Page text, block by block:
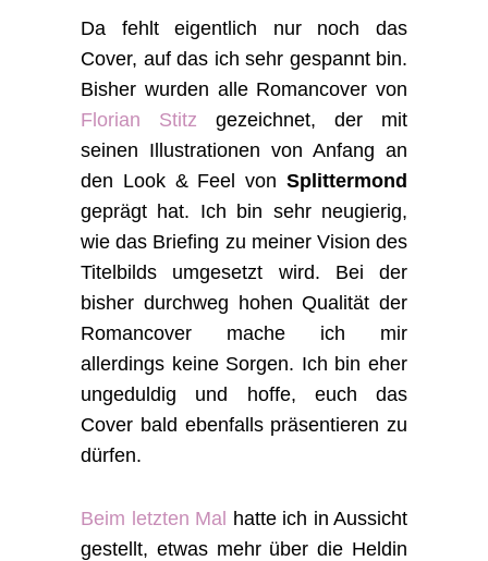
Da fehlt eigentlich nur noch das
Cover, auf das ich sehr gespannt bin.
Bisher wurden alle Romancover von
Florian Stitz gezeichnet, der mit
seinen Illustrationen von Anfang an
den Look & Feel von Splittermond
geprägt hat. Ich bin sehr neugierig,
wie das Briefing zu meiner Vision des
Titelbilds umgesetzt wird. Bei der
bisher durchweg hohen Qualität der
Romancover mache ich mir
allerdings keine Sorgen. Ich bin eher
ungeduldig und hoffe, euch das
Cover bald ebenfalls präsentieren zu
dürfen.
Beim letzten Mal hatte ich in Aussicht
gestellt, etwas mehr über die Heldin